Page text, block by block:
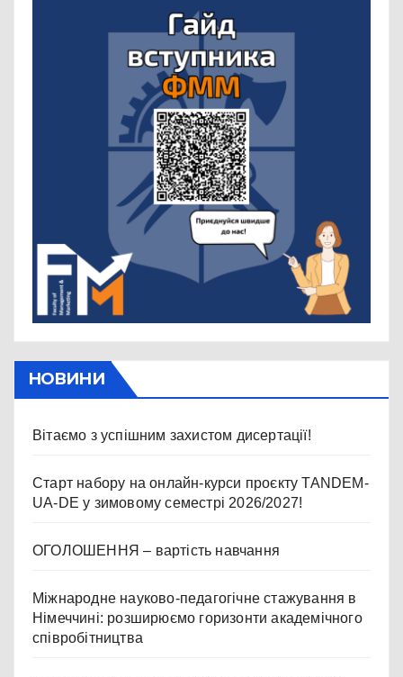
НОВИНИ
Вітаємо з успішним захистом дисертації!
Старт набору на онлайн-курси проєкту TANDEM-
UA-DE у зимовому семестрі 2026/2027!
ОГОЛОШЕННЯ – вартість навчання
Міжнародне науково-педагогічне стажування в
Німеччині: розширюємо горизонти академічного
співробітництва